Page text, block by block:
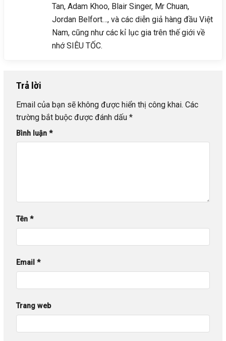
Tan, Adam Khoo, Blair Singer, Mr Chuan,
Jordan Belfort…, và các diễn giả hàng đầu Việt
Nam, cũng như các kỉ lục gia trên thế giới về
nhớ SIÊU TỐC.
Trả lời
Email của bạn sẽ không được hiển thị công khai. Các
trường bắt buộc được đánh dấu *
Bình luận *
Tên *
Email *
Trang web